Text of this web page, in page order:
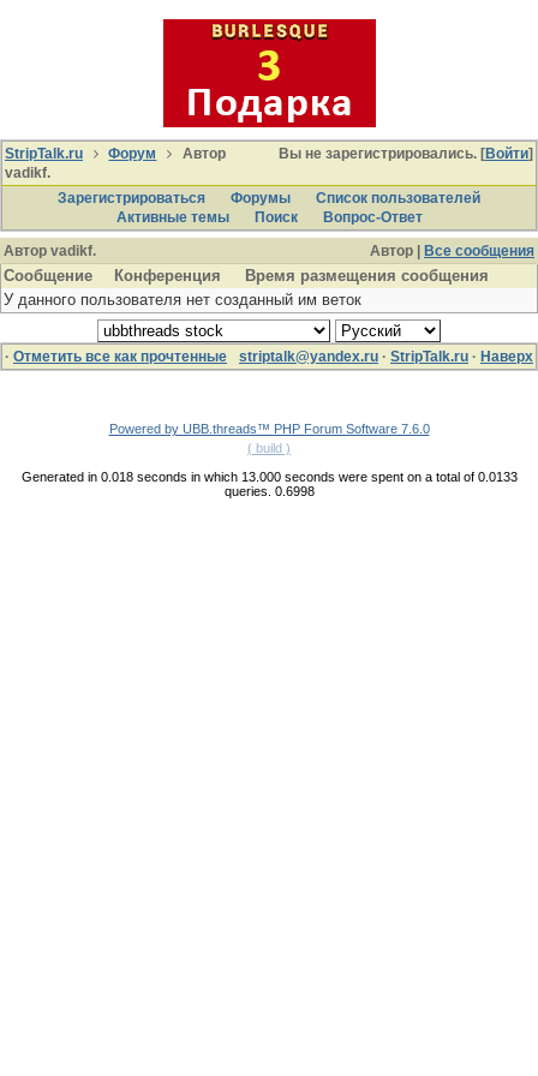
Вы не зарегистрировались. [Войти]
StripTalk.ru Форум
Автор
vadikf.
Зарегистрироваться
Форумы
Список пользователей
Активные темы
Поиcк
Вопрос-Ответ
Автор |
Все сообщения
Автор vadikf.
Сообщение Конференция
Время размещения сообщения
У данного пользователя нет созданный им веток
· Отметить все как прочтенные striptalk@yandex.ru · StripTalk.ru · Наверх
Powered by UBB.threads™ PHP Forum Software 7.6.0
( build )
Generated in 0.018 seconds in which 13.000 seconds were spent on a total of 0.0133
queries. 0.6998